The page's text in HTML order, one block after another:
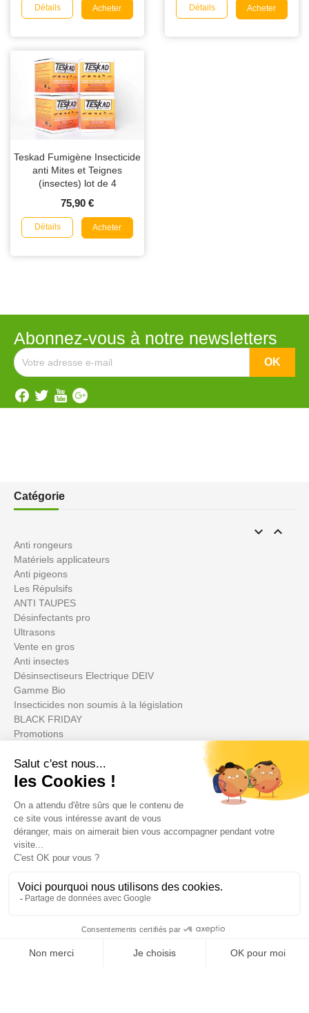
Détails Acheter Détails Acheter
Teskad Fumigène Insecticide
anti Mites et Teignes
(insectes) lot de 4
75,90 €
Détails Acheter
Abonnez-vous à notre newsletters
Catégorie
 
Anti rongeurs
Matériels applicateurs
Anti pigeons
Les Répulsifs
ANTI TAUPES
Désinfectants pro
Ultrasons
Vente en gros
Anti insectes
Désinsectiseurs Electrique DEIV
Gamme Bio
Insecticides non soumis à la législation
BLACK FRIDAY
Promotions
Votre compte
Informations
